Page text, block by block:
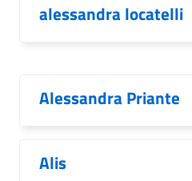
alessandra locatelli
Alessandra Priante
Alis